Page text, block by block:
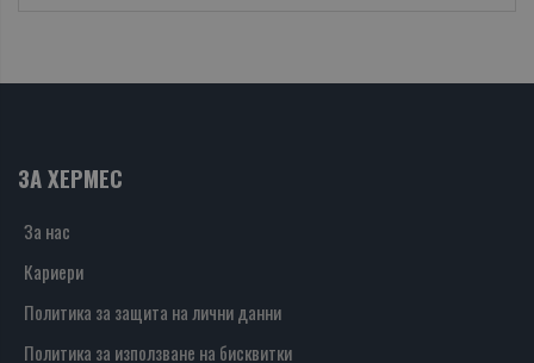
ЗА ХЕРМЕС
За нас
Кариери
Политика за защита на лични данни
Политика за използване на бисквитки